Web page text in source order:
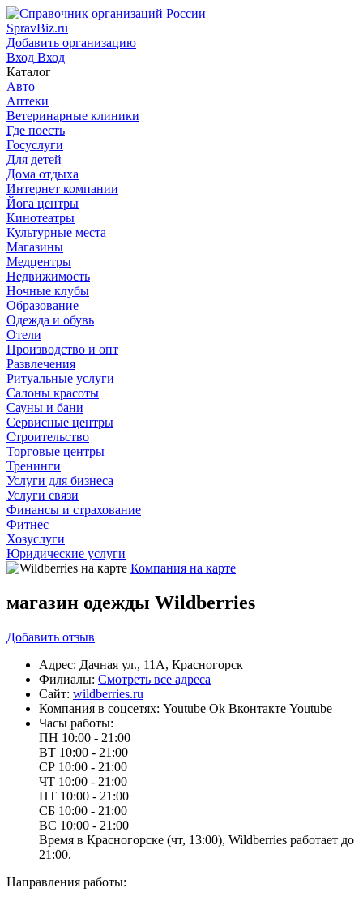
SpravBiz.ru
Добавить организацию
Вход Вход
Каталог
Авто
Аптеки
Ветеринарные клиники
Где поесть
Госуслуги
Для детей
Дома отдыха
Интернет компании
Йога центры
Кинотеатры
Культурные места
Магазины
Медцентры
Недвижимость
Ночные клубы
Образование
Одежда и обувь
Отели
Производство и опт
Развлечения
Ритуальные услуги
Салоны красоты
Сауны и бани
Сервисные центры
Строительство
Торговые центры
Тренинги
Услуги для бизнеса
Услуги связи
Финансы и страхование
Фитнес
Хозуслуги
Юридические услуги
Компания на карте
магазин одежды Wildberries
Добавить отзыв
Адрес: Дачная ул., 11А, Красногорск
Филиалы: Смотреть все адреса
Сайт: wildberries.ru
Компания в соцсетях: Youtube Ok Вконтакте Youtube
Часы работы:
ПН 10:00 - 21:00
ВТ 10:00 - 21:00
СР 10:00 - 21:00
ЧТ 10:00 - 21:00
ПТ 10:00 - 21:00
СБ 10:00 - 21:00
ВС 10:00 - 21:00
Время в Красногорске (чт, 13:00), Wildberries работает до
21:00.
Направления работы: